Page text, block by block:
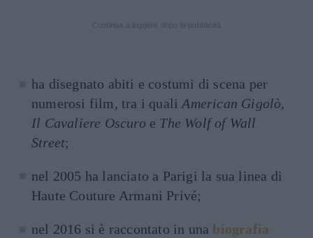
ha disegnato abiti e costumi di scena per
numerosi film, tra i qualiAmerican Gigolò,
Il Cavaliere Oscuro e The Wolf of Wall
Street;
nel 2005 ha lanciato a Parigi la sua linea di
Haute Couture Armani Privé;
nel 2016 si è raccontato in una biografia